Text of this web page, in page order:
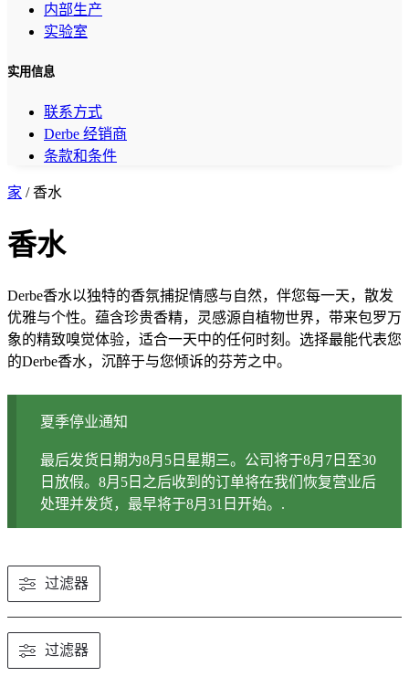
内部生产
实验室
实用信息
联系方式
Derbe 经销商
条款和条件
家 / 香水
香水
Derbe香水以独特的香氛捕捉情感与自然，伴您每一天，散发
优雅与个性。蕴含珍贵香精，灵感源自植物世界，带来包罗万
象的精致嗅觉体验，适合一天中的任何时刻。选择最能代表您
的Derbe香水，沉醉于与您倾诉的芬芳之中。
夏季停业通知
最后发货日期为8月5日星期三。公司将于8月7日至30
日放假。8月5日之后收到的订单将在我们恢复营业后
处理并发货，最早将于8月31日开始。.
过滤器
过滤器